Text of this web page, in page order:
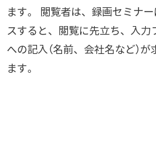
ます。 閲覧者は、録画セミナ
スすると、閲覧に先立ち、入力
への記入（名前、会社名など）が
ます。